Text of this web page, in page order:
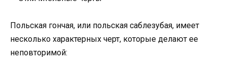
Польская гончая, или польская саблезубая, имеет
несколько характерных черт, которые делают ее
неповторимой: